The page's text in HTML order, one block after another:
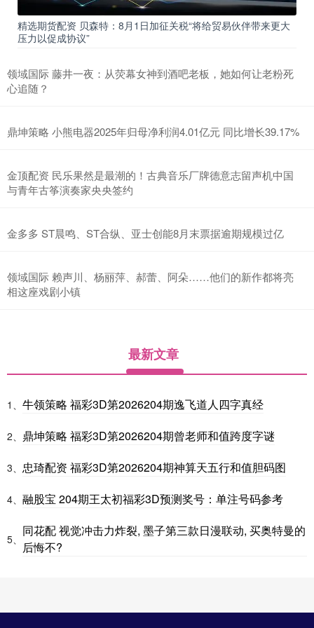
精选期货配资 贝森特：8月1日加征关税“将给贸易伙伴带来更大
压力以促成协议”
领域国际 藤井一夜：从荧幕女神到酒吧老板，她如何让老粉死
心追随？
鼎坤策略 小熊电器2025年归母净利润4.01亿元 同比增长39.17%
金顶配资 民乐果然是最潮的！古典音乐厂牌德意志留声机中国
与青年古筝演奏家央央签约
金多多 ST晨鸣、ST合纵、亚士创能8月末票据逾期规模过亿
领域国际 赖声川、杨丽萍、郝蕾、阿朵……他们的新作都将亮
相这座戏剧小镇
最新文章
1、 牛领策略 福彩3D第2026204期逸飞道人四字真经
2、 鼎坤策略 福彩3D第2026204期曾老师和值跨度字谜
3、 忠琦配资 福彩3D第2026204期神算天五行和值胆码图
4、 融股宝 204期王太初福彩3D预测奖号：单注号码参考
5、
同花配 视觉冲击力炸裂, 墨子第三款日漫联动, 买奥特曼的
后悔不?